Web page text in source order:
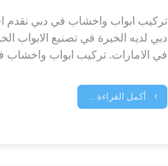
تركيب ابواب واخشاب في دبي نقدم
دبي لديه الخبرة في تصنيع الابواب
في الامارات. تركيب ابواب واخشاب
أكمل القراءة ...